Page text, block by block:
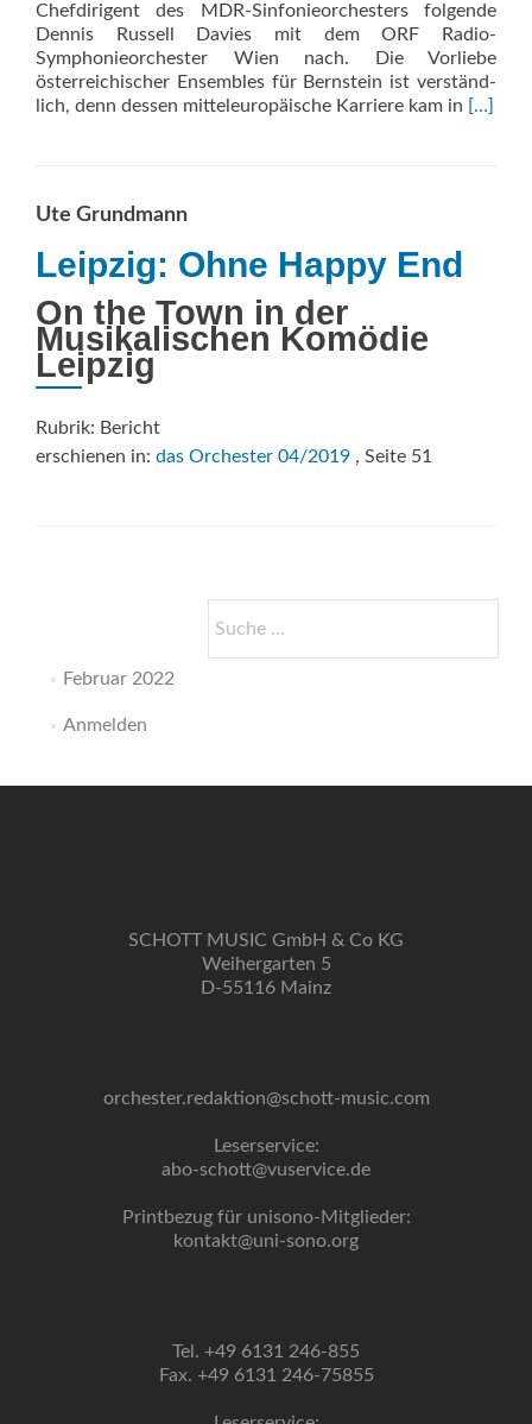
Chefdirigent des MDR-Sinfonieorchesters folgende
Dennis Russell Davies mit dem ORF Radio-
Symphonieorchester Wien nach. Die Vorliebe
österreichischer Ensembles für Bernstein ist verständ-
lich, denn dessen mitteleuropäische Karriere kam in Read
[…]
Ute Grundmann
Leipzig: Ohne Happy End
On the Town in der
Musikalischen Komödie
Leipzig
Rubrik: Bericht
erschienen in: das Orchester 04/2019 , Seite 51
nach:
Februar 2022
Anmelden
SCHOTT MUSIC GmbH & Co KG
Weihergarten 5
D-55116 Mainz
orchester.redaktion@schott-music.com
Leserservice:
abo-schott@vuservice.de
Printbezug für unisono-Mitglieder:
kontakt@uni-sono.org
Tel. +49 6131 246-855
Fax. +49 6131 246-75855